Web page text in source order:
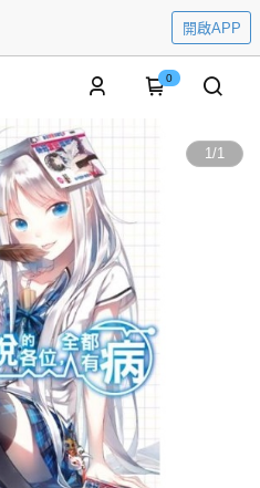
開啟APP
0
1/1